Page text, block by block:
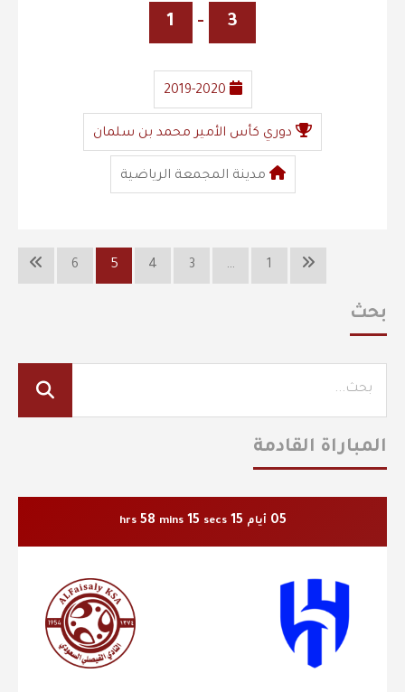
3
-
1
2019-2020
دوري كأس الأمير محمد بن سلمان
مدينة المجمعة الرياضية
1
…
3
4
5
6
بحث
المباراة القادمة
05 أيام 15
hrs 58 mins 14 secs